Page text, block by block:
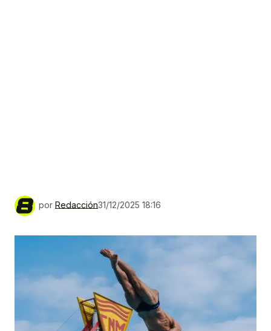
por Redacción31/12/2025 18:16